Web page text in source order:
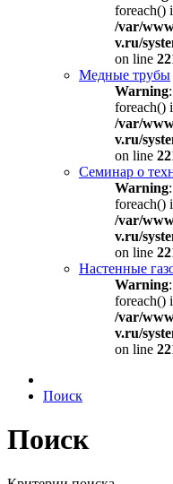
foreach()
/var/
v.ru/
on line
Медные трубы
Warning
foreach()
/var/
v.ru/
on line
Семинар о
Warning
foreach()
/var/
v.ru/
on line
Настенные
Warning
foreach()
/var/
v.ru/
on line
Поиск
Поиск